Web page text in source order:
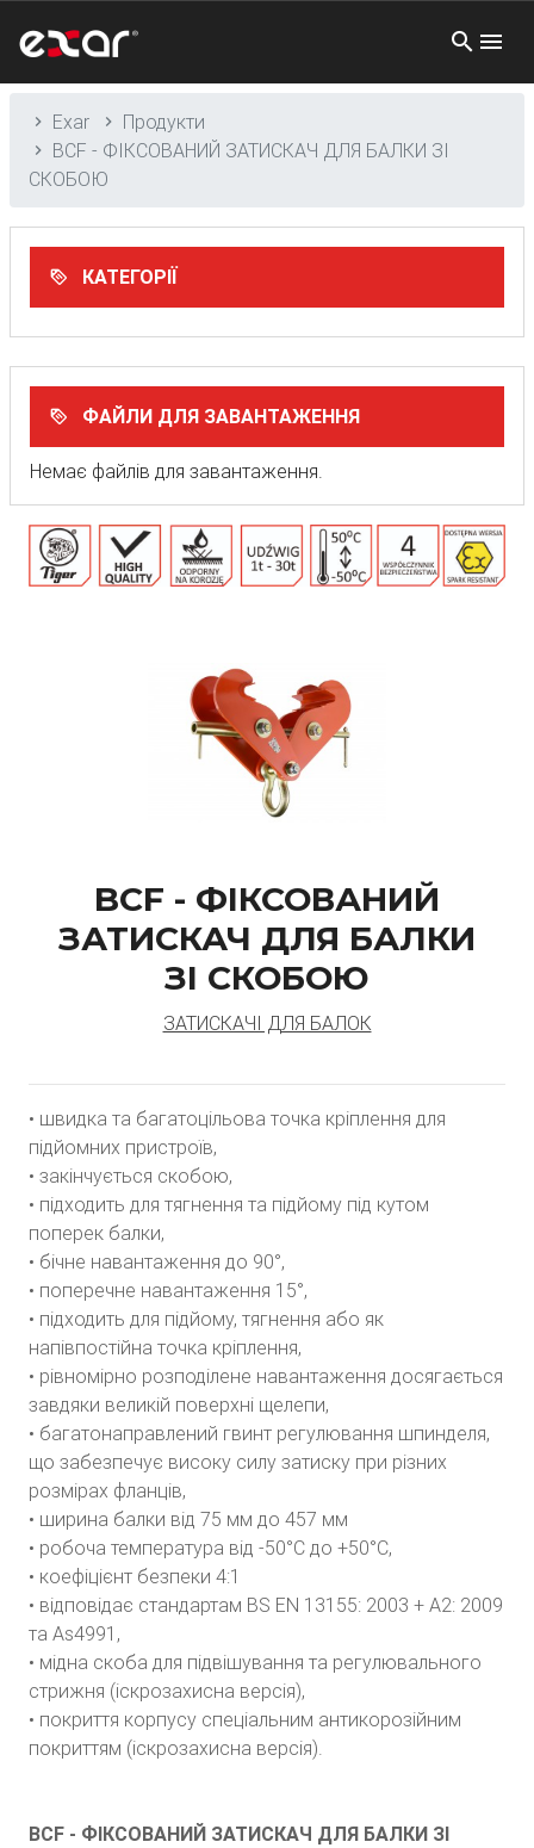
Exar
Продукти
BCF - ФІКСОВАНИЙ ЗАТИСКАЧ ДЛЯ БАЛКИ ЗІ
СКОБОЮ
КАТЕГОРІЇ
ФАЙЛИ ДЛЯ ЗАВАНТАЖЕННЯ
Немає файлів для завантаження.
BCF - ФІКСОВАНИЙ
ЗАТИСКАЧ ДЛЯ БАЛКИ
ЗІ СКОБОЮ
ЗАТИСКАЧІ ДЛЯ БАЛОК
• швидка та багатоцільова точка кріплення для
підйомних пристроїв,
• закінчується скобою,
• підходить для тягнення та підйому під кутом
поперек балки,
• бічне навантаження до 90°,
• поперечне навантаження 15°,
• підходить для підйому, тягнення або як
напівпостійна точка кріплення,
• рівномірно розподілене навантаження досягається
завдяки великій поверхні щелепи,
• багатонаправлений гвинт регулювання шпинделя,
що забезпечує високу силу затиску при різних
розмірах фланців,
• ширина балки від 75 мм до 457 мм
• робоча температура від -50°C до +50°C,
• коефіцієнт безпеки 4:1
• відповідає стандартам BS EN 13155: 2003 + A2: 2009
та As4991,
• мідна скоба для підвішування та регулювального
стрижня (іскрозахисна версія),
• покриття корпусу спеціальним антикорозійним
покриттям (іскрозахисна версія).
BCF - ФІКСОВАНИЙ ЗАТИСКАЧ ДЛЯ БАЛКИ ЗІ